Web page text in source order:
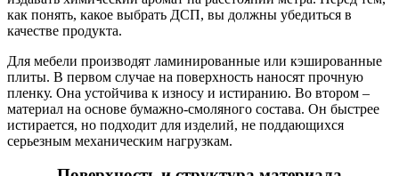
как понять, какое выбрать ДСП, вы должны убедиться в
качестве продукта.
Для мебели производят ламинированные или кэшированные
плиты. В первом случае на поверхность наносят прочную
пленку. Она устойчива к износу и истиранию. Во втором –
материал на основе бумажно-смоляного состава. Он быстрее
истирается, но подходит для изделий, не поддающихся
серьезным механическим нагрузкам.